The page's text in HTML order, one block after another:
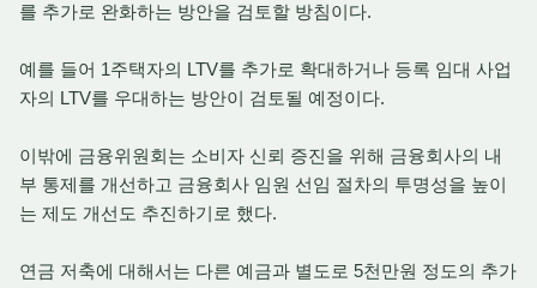
를 추가로 완화하는 방안을 검토할 방침이다.
예를 들어 1주택자의 LTV를 추가로 확대하거나 등록 임대 사업
자의 LTV를 우대하는 방안이 검토될 예정이다.
이밖에 금융위원회는 소비자 신뢰 증진을 위해 금융회사의 내
부 통제를 개선하고 금융회사 임원 선임 절차의 투명성을 높이
는 제도 개선도 추진하기로 했다.
연금 저축에 대해서는 다른 예금과 별도로 5천만원 정도의 추가